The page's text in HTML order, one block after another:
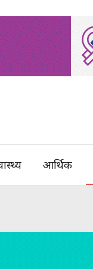
आर्थिक